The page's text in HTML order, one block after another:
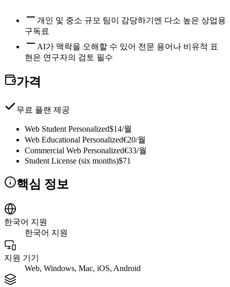
개인 및 중소 규모 팀이 감당하기엔 다소 높은 상업용
구독료
AI가 맥락을 오해할 수 있어 전문 용어나 비유적 표
현은 연구자의 검토 필수
가격
무료 플랜 제공
Web Student Personalized$14/월
Web Educational Personalized€20/월
Commercial Web Personalized€33/월
Student License (six months)$71
핵심 정보
한국어 지원
한국어 지원
지원 기기
Web, Windows, Mac, iOS, Android